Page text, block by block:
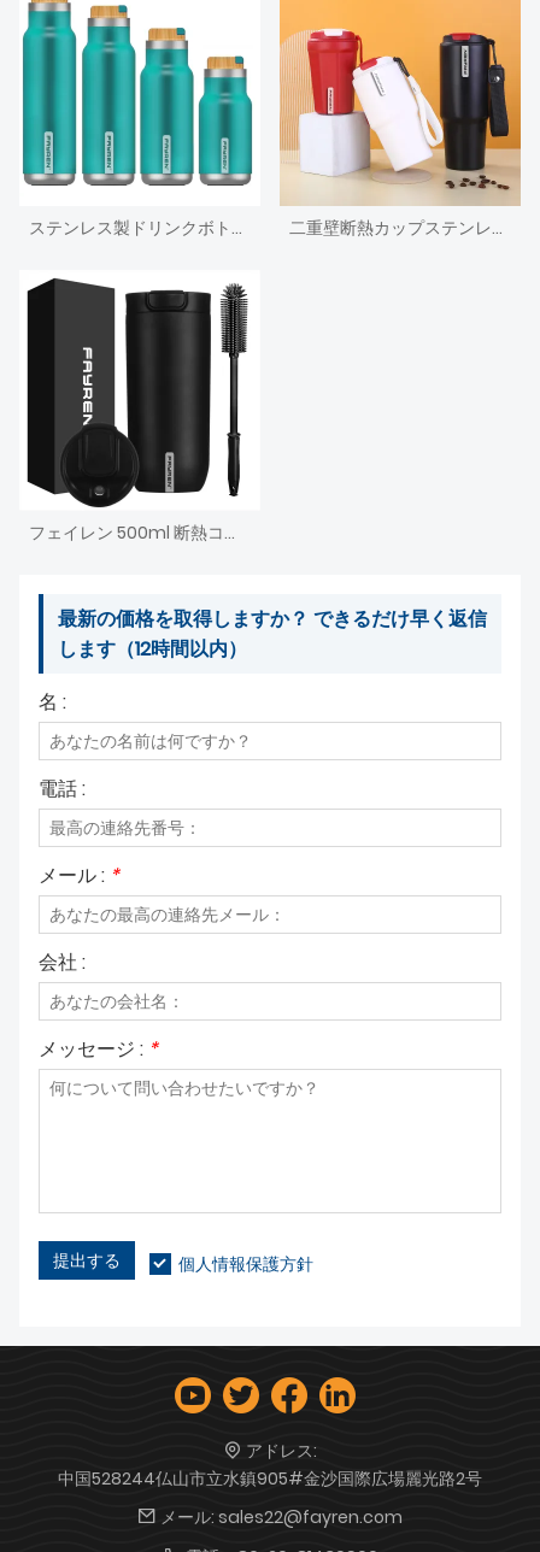
ステンレス製ドリンクボトル水 二重壁断熱カップステンレススチールトラベルタンブラーコーヒーマグ、蓋とストラップ付き
フェイレン 500ml 断熱コーヒーマグ プッシュボタン蓋付き - 漏れ防止 再利用可能なトラベルサーモウォーターボトル - 24時間保冷&アンプ;12時間保温
最新の価格を取得しますか？ できるだけ早く返信
します（12時間以内）
名 :
電話 :
メール : *
会社 :
メッセージ : *
提出する 個人情報保護方針
アドレス:
中国528244仏山市立水鎮905#金沙国際広場麗光路2号
メール: sales22@fayren.com